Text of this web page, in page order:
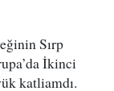
Sırp
İkinci
katliamdı.